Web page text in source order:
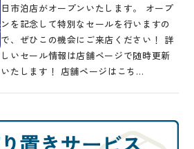
日市泊店がオープンいたします。 オープ
ンを記念して特別なセールを行いますの
で、ぜひこの機会にご来店ください！ 詳
しいセール情報は店舗ページで随時更新
いたします！ 店舗ページはこち…